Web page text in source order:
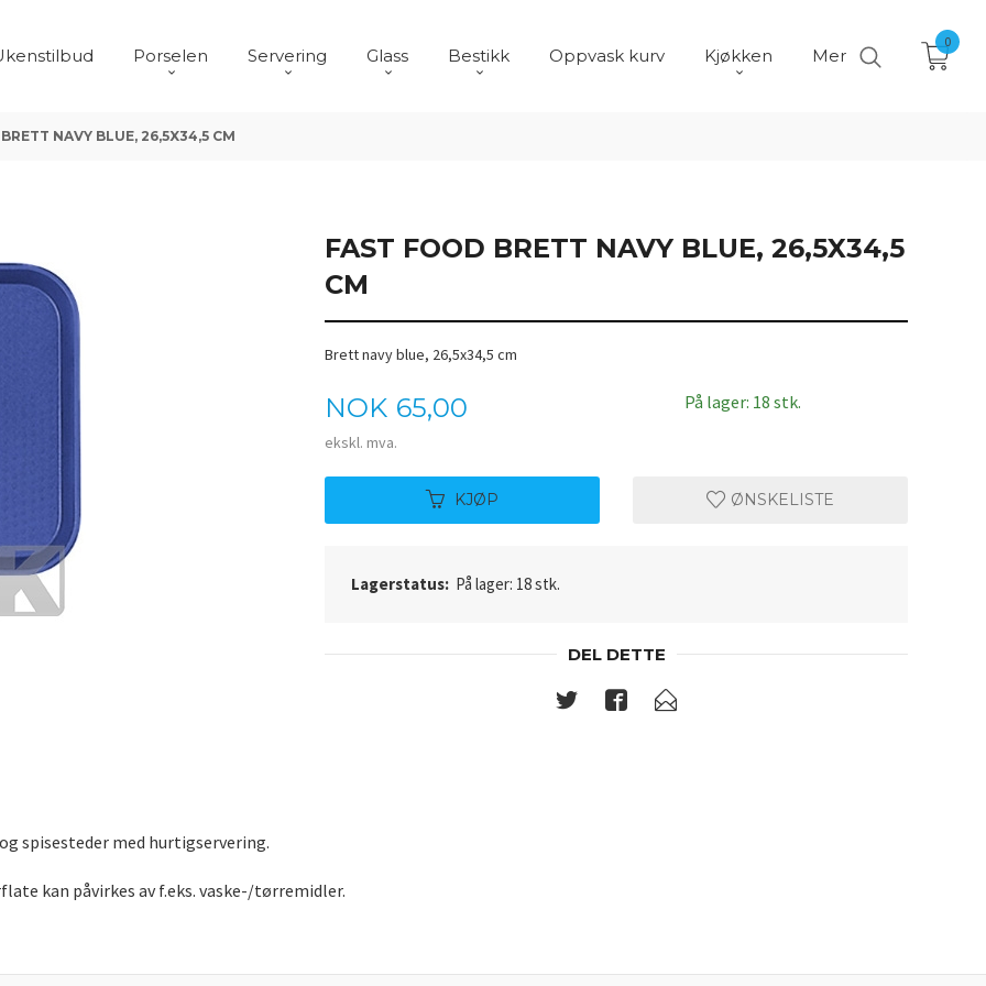
Porselen Servering Glass Bestikk Oppvask kurv Kjøkken Mer
0
NAVY BLUE, 26,5X34,5 CM
FAST FOOD BRETT NAVY BLUE, 26,5X34,5
CM
Brett navy blue, 26,5x34,5 cm
Pris
NOK 65,00
ekskl. mva.
På lager: 18 stk.
KJØP ØNSKELISTE
Lagerstatus: På lager: 18 stk.
DEL DETTE
spisesteder med hurtigservering.
kan påvirkes av f.eks. vaske-/tørremidler.